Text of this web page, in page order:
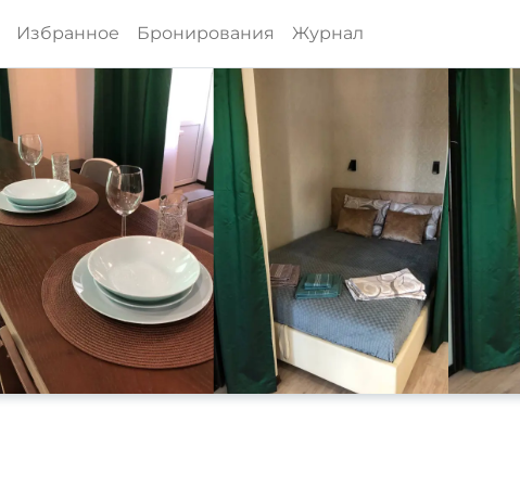
Избранное Бронирования Журнал